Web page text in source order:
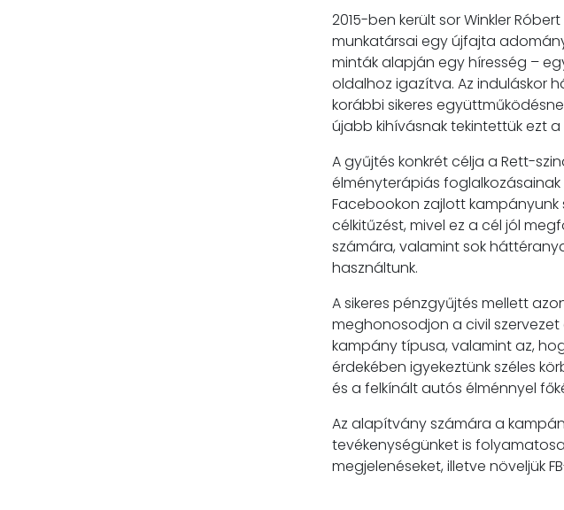
2015-ben került sor Winkler
munkatársai egy újfajta
minták alapján egy híresség –
oldalhoz igazítva. Az induláskor
korábbi sikeres
újabb kihívásnak tekintettük ezt
A gyűjtés konkrét célja a Rett-
élményterápiás
Facebookon zajlott
célkitűzést, mivel ez a cél jól
számára, valamint sok
használtunk.
A sikeres pénzgyűjtés mellett
meghonosodjon a civil
kampány típusa, valamint az,
érdekében igyekeztünk széles
és a felkínált autós élménnyel
Az alapítvány számára a
tevékenységünket is
megjelenéseket, illetve növeljük